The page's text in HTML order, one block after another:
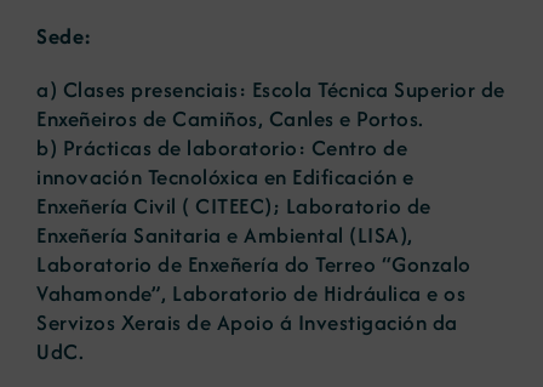
Portal de emprego
Contacto
Sede:
a) Clases presenciais: Escola Técnica Superior de
Enxeñeiros de Camiños, Canles e Portos.
b) Prácticas de laboratorio: Centro de
innovación Tecnolóxica en Edificación e
Enxeñería Civil ( CITEEC); Laboratorio de
Enxeñería Sanitaria e Ambiental (LISA),
Laboratorio de Enxeñería do Terreo “Gonzalo
Vahamonde”, Laboratorio de Hidráulica e os
Servizos Xerais de Apoio á Investigación da
UdC.